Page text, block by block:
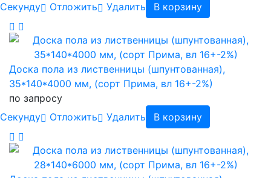
Cекунду
Отложить Удалить В корзину
Доска пола из лиственницы (шпунтованная),
35*140*4000 мм, (сорт Прима, вл 16+-2%)
по запросу
Cекунду
Отложить Удалить В корзину